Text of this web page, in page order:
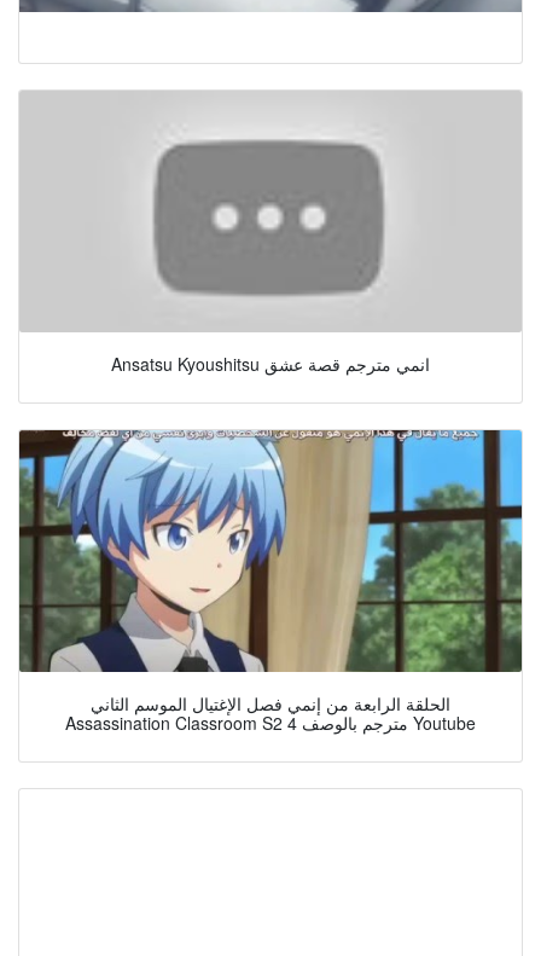
Ansatsu Kyoushitsu انمي مترجم قصة عشق
الحلقة الرابعة من إنمي فصل الإغتيال الموسم الثاني
Assassination Classroom S2 4 مترجم بالوصف Youtube